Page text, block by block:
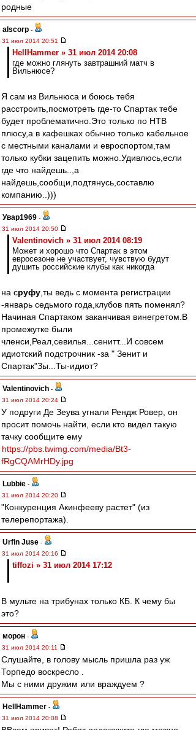
родные
alscorp -
31 июл 2014 20:51
HellHammer » 31 июл 2014 20:08
где можно глянуть завтрашний матч в
Вильнюсе?
Я сам из Вильнюса и боюсь тебя
расстроить,посмотреть где-то Спартак тебе
будет проблематично.Это только по НТВ
плюсу,а в кафешках обычно только кабельное
с местными каналами и евроспортом,там
только кубки зацепить можно.Удивлюсь,если
где что найдешь..,а
найдешь,сообщи,подтянусь,составлю
компанию..)))
Увар1969 -
31 июл 2014 20:50
Valentinovich » 31 июл 2014 08:19
Может и хорошо что Спартак в этом
евросезоне не участвует, чувствую будут
душить российские клубы как никогда
на сруфу ,ты ведь с момента регистрации
-январь седьмого года,клубов пять поменял?
Начиная Спартаком заканчивая винегретом.В
промежутке были
членси,Реал,севилья...сенитт...И совсем
идиотский подстрочник -за " Зенит и
Спартак"Зы...Ты-идиот?
Valentinovich -
31 июл 2014 20:24
У подруги Де Зеува угнали Рендж Ровер, он
просит помочь найти, если кто видел такую
тачку сообщите ему
https://pbs.twimg.com/media/Bt3-
fRgCQAMrHDy.jpg
Lubbie -
31 июл 2014 20:20
"Конкуренция Акинфееву растет" (из
телерепортажа).
Urfin Juse -
31 июл 2014 20:16
tiffozi » 31 июл 2014 17:12
В мульте на трибунах только КБ. К чему бы
это?
морон -
31 июл 2014 20:11
Слушайте, в голову мысль пришла раз уж
Торпедо воскресло .
Мы с ними дружим или враждуем ?
HellHammer -
31 июл 2014 20:08